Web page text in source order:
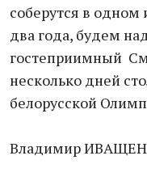
соберутся в одном
два года, будем
гостеприимный
несколько дней
белорусской
Владимир